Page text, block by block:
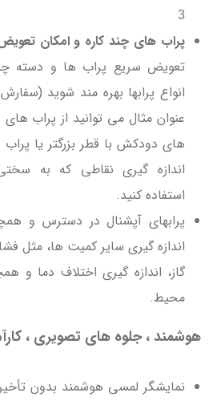
3
پراب های چند کاره و امکان تعویض
تعویض سریع پراب ها و دسته
انواع پرابها بهره مند شوید
عنوان مثال می توانید از پراب های
های دودکش با قطر بزرگتر یا
اندازه گیری نقاطی که به
استفاده کنید.
پرابهای آپشنال در دسترس و
اندازه گیری سایر کمیت ها، مثل
محیط.
هوشمند ، جلوه های تصویری ،
نمایشگر لمسی هوشمند بدون